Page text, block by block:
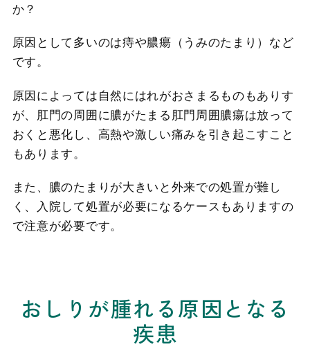
か？
原因として多いのは痔や膿瘍（うみのたまり）など
です。
原因によっては自然にはれがおさまるものもありす
が、肛門の周囲に膿がたまる肛門周囲膿瘍は放って
おくと悪化し、高熱や激しい痛みを引き起こすこと
もあります。
また、膿のたまりが大きいと外来での処置が難し
く、入院して処置が必要になるケースもありますの
で注意が必要です。
おしりが腫れる原因となる
疾患